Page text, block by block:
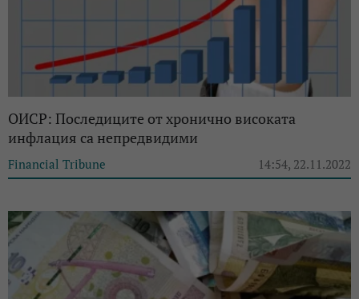
ОИСР: Последиците от хронично високата
инфлация са непредвидими
Financial Tribune 14:54, 22.11.2022